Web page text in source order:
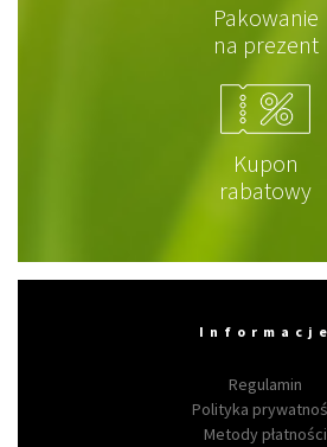
Pakowanie
na prezent
Kupon
rabatowy
Informacje
Regulamin
Polityka
Metody płatności